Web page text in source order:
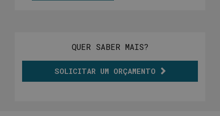
QUER SABER MAIS?
SOLICITAR UM ORÇAMENTO